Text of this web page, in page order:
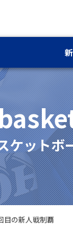
ケットボ
目の新人戦制覇